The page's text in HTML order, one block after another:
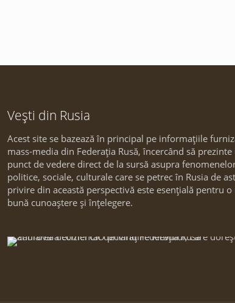
Vești din Rusia
Acest site se bazează în principal pe informațiile
mass-media din Federația Rusă, încercând să prezinte
punct de vedere direct de la sursă asupra
politice, sociale, culturale care se petrec în Rusia de
privire din această perspectivă este esențială pentru o
bună cunoaștere și înțelegere.